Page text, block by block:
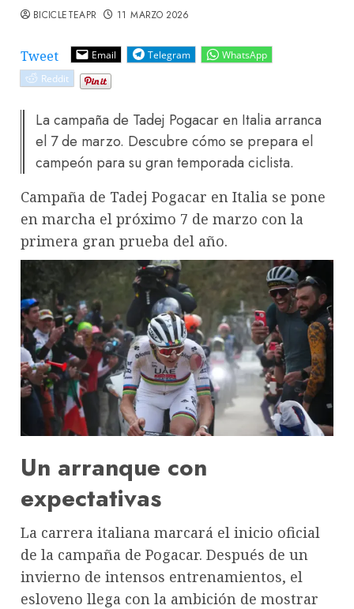
Tweet Email Telegram
WhatsApp
Reddit
BICICLETEAPR 11 MARZO 2026
La campaña de Tadej Pogacar en Italia arranca
el 7 de marzo. Descubre cómo se prepara el
campeón para su gran temporada ciclista.
Campaña de Tadej Pogacar en Italia se pone
en marcha el próximo 7 de marzo con la
primera gran prueba del año.
Un arranque con
expectativas
La carrera italiana marcará el inicio oficial
de la campaña de Pogacar. Después de un
invierno de intensos entrenamientos, el
esloveno llega con la ambición de mostrar